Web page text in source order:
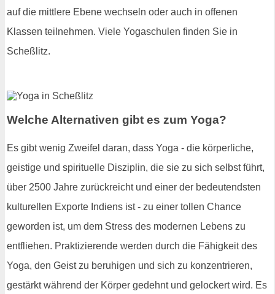
auf die mittlere Ebene wechseln oder auch in offenen
Klassen teilnehmen. Viele Yogaschulen finden Sie in
Scheßlitz.
Welche Alternativen gibt es zum Yoga?
Es gibt wenig Zweifel daran, dass Yoga - die körperliche,
geistige und spirituelle Disziplin, die sie zu sich selbst führt,
über 2500 Jahre zurückreicht und einer der bedeutendsten
kulturellen Exporte Indiens ist - zu einer tollen Chance
geworden ist, um dem Stress des modernen Lebens zu
entfliehen. Praktizierende werden durch die Fähigkeit des
Yoga, den Geist zu beruhigen und sich zu konzentrieren,
gestärkt während der Körper gedehnt und gelockert wird. Es